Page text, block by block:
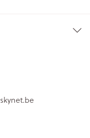
skynet.be